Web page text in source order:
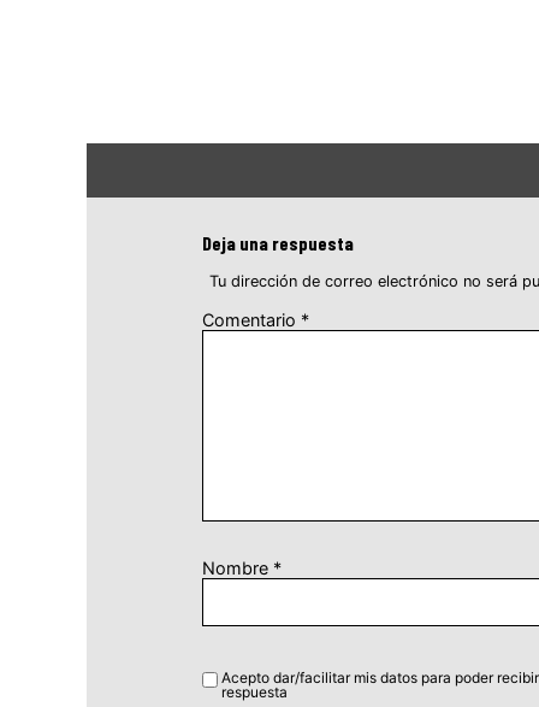
Deja una respuesta
Tu dirección de correo electrónico no será
Comentario *
Nombre *
Acepto dar/facilitar mis datos para poder recibir
respuesta